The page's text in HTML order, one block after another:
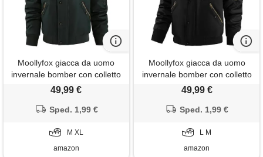
Moollyfox giacca da uomo
invernale bomber con colletto
in pelliccia, calda, foderata, in
con cappuccio, per esterni,
aviatore, giacche di
49,99 €
Sped. 1,99 €
M XL
amazon
Moollyfox giacca da uomo
invernale bomber con colletto
in pelliccia, calda, foderata, in
con cappuccio, per esterni,
aviatore, giacche da
49,99 €
Sped. 1,99 €
L M
amazon